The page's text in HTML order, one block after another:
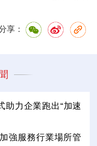
享：
助力企業跑出“加速
強服務行業場所管